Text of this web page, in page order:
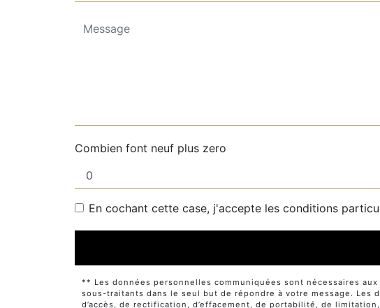
Combien font neuf plus zero
En cochant cette case, j'accepte les conditions
** Les données personnelles communiquées sont nécessaires
sous-traitants dans le seul but de répondre à votre message.
d’accès, de rectification, d’effacement, de portabilité, de